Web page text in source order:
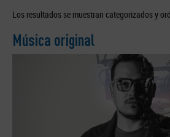
Los resultados se muestran categorizados y
Música original